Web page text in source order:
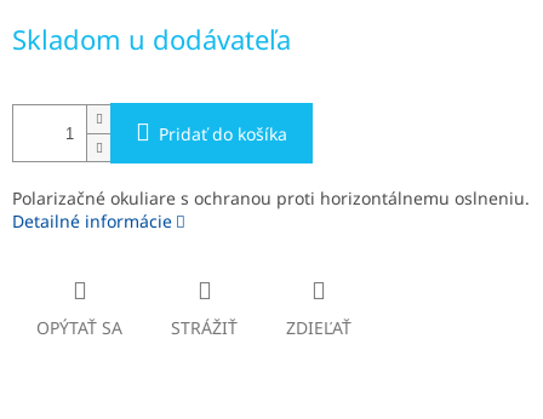
cena:
Skladom u dodávateľa
Pridať do košíka
Polarizačné okuliare s ochranou proti horizontálnemu oslneniu.
Detailné informácie
OPÝTAŤ SA STRÁŽIŤ ZDIEĽAŤ